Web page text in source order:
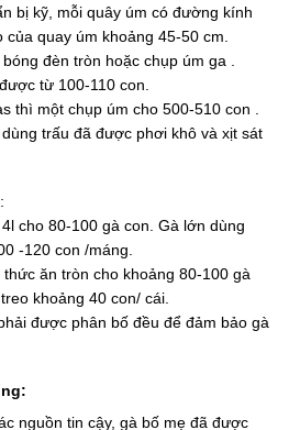
bị kỹ, mỗi quây úm có đường kính
quay úm khoảng 45-50 cm.
đèn tròn hoặc chụp úm ga .
từ 100-110 con.
thì một chụp úm cho 500-510 con .
trấu đã được phơi khô và xịt sát
cho 80-100 gà con. Gà lớn dùng
-120 con /máng.
ăn tròn cho khoảng 80-100 gà
khoảng 40 con/ cái.
được phân bố đều để đảm bảo gà
:
nguồn tin cậy, gà bố mẹ đã được